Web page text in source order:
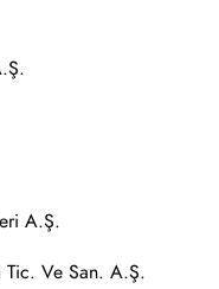
A.Ş.
Tic. Ve San. A.Ş.